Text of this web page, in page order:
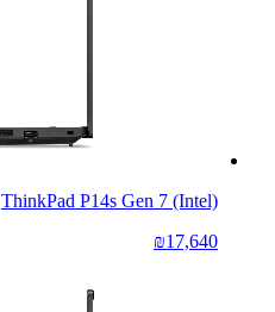
ThinkPad P14s Gen 7 (Intel)
₪17,640